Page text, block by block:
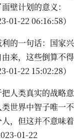
壁计划的意义：
01-22 06:16:58）
的一句话：国家兴
来，这些倒算不得
01-22 15:02:28）
人类真实的战略意
世界中智子唯一不
，但这并不意味着
01-22